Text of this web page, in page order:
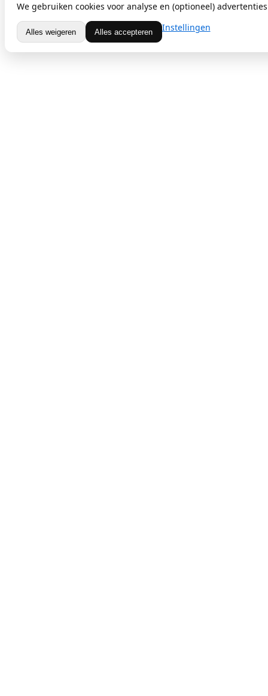
We gebruiken cookies voor analyse en (optioneel)
Alles weigeren Alles accepteren Instellingen